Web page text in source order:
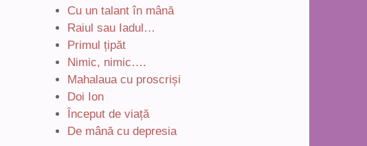
Cu un talant în mână
Raiul sau Iadul…
Primul țipăt
Nimic, nimic….
Mahalaua cu proscriși
Doi Ion
Început de viață
De mână cu depresia